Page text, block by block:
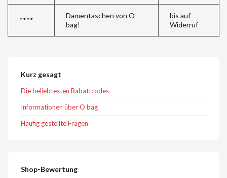
****
Damentaschen von O
bag!
bis auf
Widerruf
Kurz gesagt
Die beliebtesten Rabattcodes
Informationen über O bag
Häufig gestellte Fragen
Shop-Bewertung